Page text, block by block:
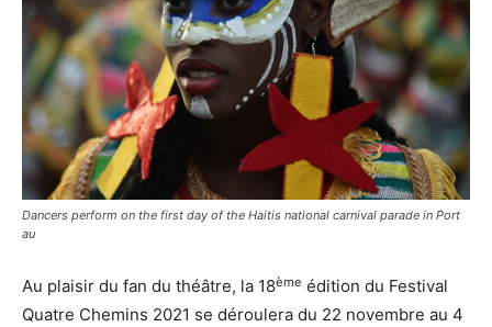
Dancers perform on the first day of the Haitis national carnival parade in Port
au
Au plaisir du fan du théâtre, la 18ème édition du Festival
Quatre Chemins 2021 se déroulera du 22 novembre au 4